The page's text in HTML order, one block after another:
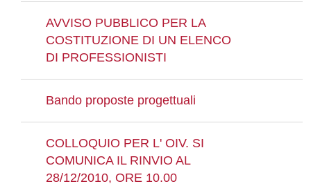
AVVISO PUBBLICO PER LA
COSTITUZIONE DI UN ELENCO
DI PROFESSIONISTI
Bando proposte progettuali
COLLOQUIO PER L' OIV. SI
COMUNICA IL RINVIO AL
28/12/2010, ORE 10.00